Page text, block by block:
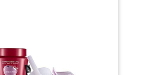
le plastique - il suffit de le doser dans
bain. 0 % de microplastique, sans parfum